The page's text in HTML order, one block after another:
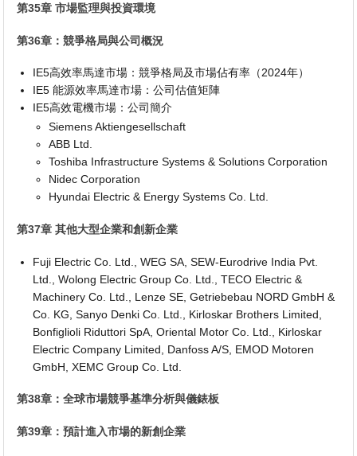
第35章 市場監理與投資環境
第36章：競爭格局與公司概況
IE5高效率馬達市場：競爭格局及市場佔有率（2024年）
IE5 能源效率馬達市場：公司估值矩陣
IE5高效電機市場：公司簡介
Siemens Aktiengesellschaft
ABB Ltd.
Toshiba Infrastructure Systems & Solutions Corporation
Nidec Corporation
Hyundai Electric & Energy Systems Co. Ltd.
第37章 其他大型企業和創新企業
Fuji Electric Co. Ltd., WEG SA, SEW-Eurodrive India Pvt.
Ltd., Wolong Electric Group Co. Ltd., TECO Electric &
Machinery Co. Ltd., Lenze SE, Getriebebau NORD GmbH &
Co. KG, Sanyo Denki Co. Ltd., Kirloskar Brothers Limited,
Bonfiglioli Riduttori SpA, Oriental Motor Co. Ltd., Kirloskar
Electric Company Limited, Danfoss A/S, EMOD Motoren
GmbH, XEMC Group Co. Ltd.
第38章：全球市場競爭基準分析與儀錶板
第39章：預計進入市場的新創企業